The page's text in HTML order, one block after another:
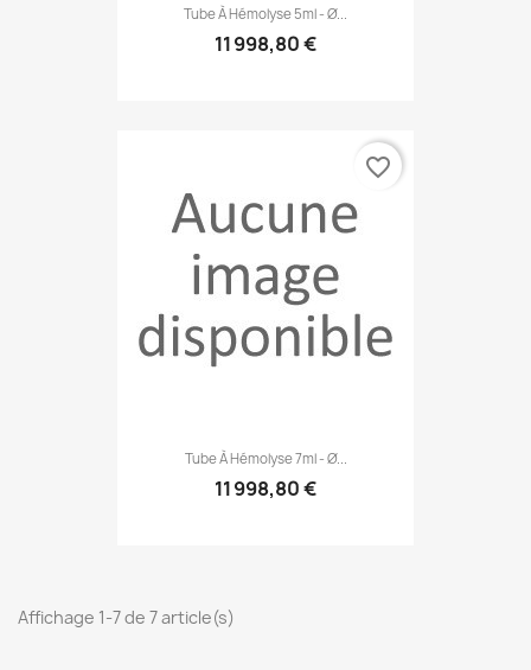
Tube À Hémolyse 5ml - Ø...
11 998,80 €
Tube À Hémolyse 7ml - Ø...
11 998,80 €
favorite_border
Affichage 1-7 de 7 article(s)